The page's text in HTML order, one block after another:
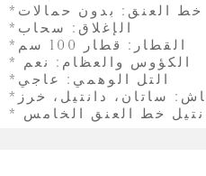
*خط العنق: بدون حمالات
*الإغلاق: سحاب
*القطار: قطار 100 سم
* الكؤوس والعظام: نعم
*التل الوهمي: عاجي
ساتان، دانتيل، خرز
خط العنق الخامس